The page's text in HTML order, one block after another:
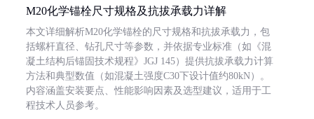
M20化学锚栓尺寸规格及抗拔承载力详解
本文详细解析M20化学锚栓的尺寸规格和抗拔承载力，包
括螺杆直径、钻孔尺寸等参数，并依据专业标准（如《混
凝土结构后锚固技术规程》JGJ 145）提供抗拔承载力计算
方法和典型数值（如混凝土强度C30下设计值约80kN）。
内容涵盖安装要点、性能影响因素及选型建议，适用于工
程技术人员参考。